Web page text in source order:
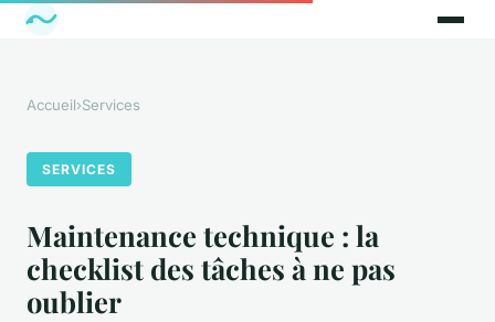
Accueil›Services
SERVICES
Maintenance technique : la
checklist des tâches à ne pas
oublier